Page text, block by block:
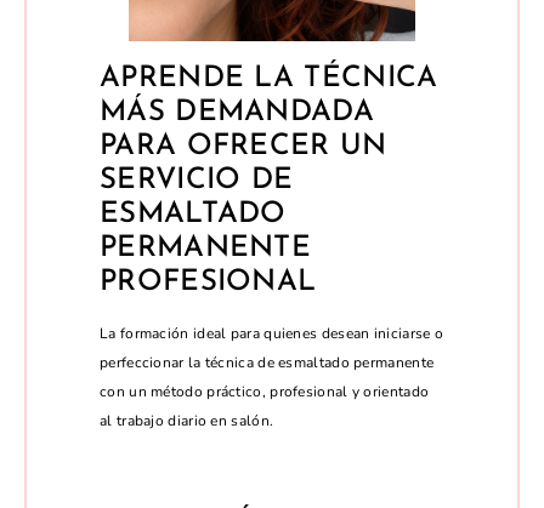
APRENDE LA TÉCNICA
MÁS DEMANDADA
PARA OFRECER UN
SERVICIO DE
ESMALTADO
PERMANENTE
PROFESIONAL
La formación ideal para quienes desean iniciarse o
perfeccionar la técnica de esmaltado permanente
con un método práctico, profesional y orientado
al trabajo diario en salón.